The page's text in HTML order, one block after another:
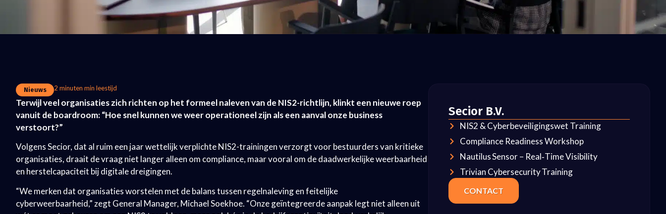
Nieuws 2 minuten min leestijd
Terwijl veel organisaties zich richten op het formeel naleven van de NIS2-richtlijn, klinkt een nieuwe roep
vanuit de boardroom: “Hoe snel kunnen we weer operationeel zijn als een aanval onze business
verstoort?”
Volgens Secior, dat al ruim een jaar wettelijk verplichte NIS2-trainingen verzorgt voor bestuurders van kritieke
organisaties, draait de vraag niet langer alleen om compliance, maar vooral om de daadwerkelijke weerbaarheid
en herstelcapaciteit bij digitale dreigingen.
“We merken dat organisaties worstelen met de balans tussen regelnaleving en feitelijke
cyberweerbaarheid,” zegt General Manager, Michael Soekhoe. “Onze geïntegreerde aanpak legt niet alleen uit
Secior B.V.
NIS2 & Cyber­beveiligings­wet Training
Compliance Readiness Workshop
Nautilus Sensor – Real‑Time Visibility
Trivian Cybersecurity Training
CONTACT